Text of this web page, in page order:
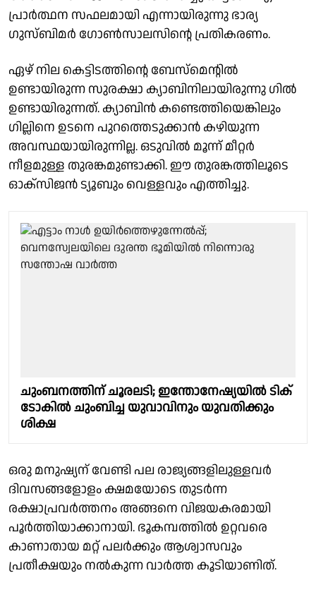
പ്രാര്‍ത്ഥന സഫലമായി എന്നായിരുന്നു ഭാര്യ
ഗുസ്ബിമര്‍ ഗോണ്‍സാലസിന്റെ പ്രതികരണം.
ഏഴ് നില കെട്ടിടത്തിന്റെ ബേസ്‌മെന്റില്‍
ഉണ്ടായിരുന്ന സുരക്ഷാ ക്യാബിനിലായിരുന്നു ഗില്‍
ഉണ്ടായിരുന്നത്. ക്യാബിന്‍ കണ്ടെത്തിയെങ്കിലും
ഗില്ലിനെ ഉടനെ പുറത്തെടുക്കാന്‍ കഴിയുന്ന
അവസ്ഥയായിരുന്നില്ല. ഒടുവില്‍ മൂന്ന് മീറ്റര്‍
നീളമുള്ള തുരങ്കമുണ്ടാക്കി. ഈ തുരങ്കത്തിലൂടെ
ഓക്‌സിജന്‍ ട്യൂബും വെള്ളവും എത്തിച്ചു.
ചുംബനത്തിന് ചൂരലടി; ഇന്തോനേഷ്യയിൽ ടിക്
ടോകിൽ ചുംബിച്ച യുവാവിനും യുവതിക്കും
ശിക്ഷ
ഒരു മനുഷ്യന് വേണ്ടി പല രാജ്യങ്ങളിലുള്ളവര്‍
ദിവസങ്ങളോളം ക്ഷമയോടെ തുടര്‍ന്ന
രക്ഷാപ്രവര്‍ത്തനം അങ്ങനെ വിജയകരമായി
പൂര്‍ത്തിയാക്കാനായി. ഭൂകമ്പത്തില്‍ ഉറ്റവരെ
കാണാതായ മറ്റ് പലര്‍ക്കും ആശ്വാസവും
പ്രതീക്ഷയും നല്‍കുന്ന വാര്‍ത്ത കൂടിയാണിത്.